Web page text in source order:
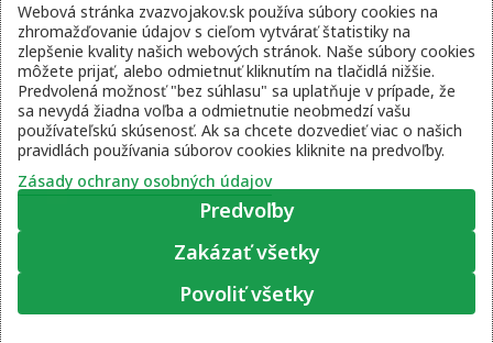
Kontaktné údaje
email: tajomnik@zvsr.sk
telefón: 0908535335
vojenská linka: 0960 333 818
Zásady ochrany osobných údajov
© 2022 – 2026 Zväz vojakov SR, web stránku pripravil
Webová stránka zvazvojakov.sk používa súbory cookies na
zhromažďovanie údajov s cieľom vytvárať štatistiky na
zlepšenie kvality našich webových stránok. Naše súbory cookies
môžete prijať, alebo odmietnuť kliknutím na tlačidlá nižšie.
Predvolená možnosť "bez súhlasu" sa uplatňuje v prípade, že
sa nevydá žiadna voľba a odmietnutie neobmedzí vašu
používateľskú skúsenosť. Ak sa chcete dozvedieť viac o našich
pravidlách používania súborov cookies kliknite na predvoľby.
Zásady ochrany osobných údajov
Predvoľby
Zakázať všetky
Povoliť všetky